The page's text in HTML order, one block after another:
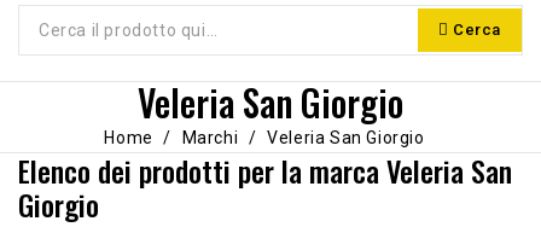
Cerca
Veleria San Giorgio
Home Marchi Veleria San Giorgio
Elenco dei prodotti per la marca Veleria San
Giorgio